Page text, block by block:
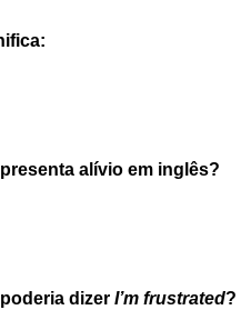
alívio em inglês?
dizer I’m frustrated?